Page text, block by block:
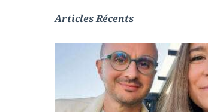
Articles Récents